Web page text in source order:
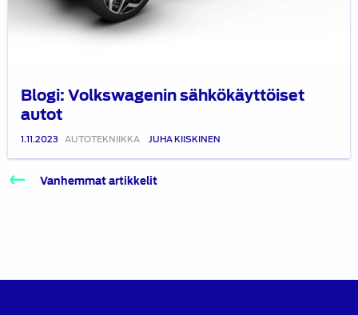
Blogi: Volkswagenin sähkökäyttöiset
autot
1.11.2023 AUTOTEKNIIKKA JUHA KIISKINEN
Artikkelien
selausVanhemmat artikkelit